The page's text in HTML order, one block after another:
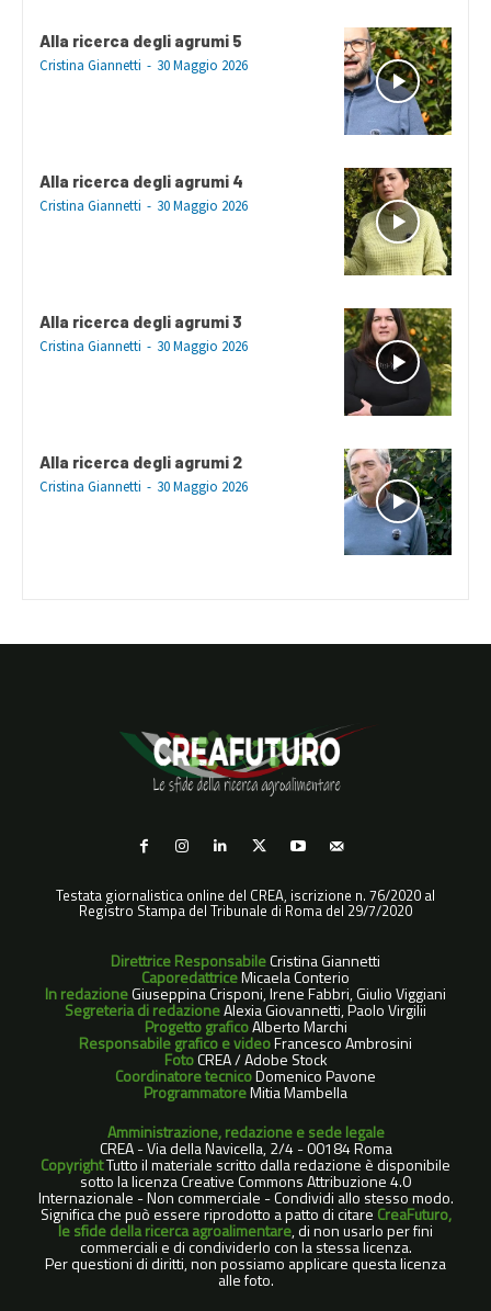
Alla ricerca degli agrumi 5
Cristina Giannetti - 30 Maggio 2026
Alla ricerca degli agrumi 4
Cristina Giannetti - 30 Maggio 2026
Alla ricerca degli agrumi 3
Cristina Giannetti - 30 Maggio 2026
Alla ricerca degli agrumi 2
Cristina Giannetti - 30 Maggio 2026
Testata giornalistica online del CREA, iscrizione n. 76/2020 al
Registro Stampa del Tribunale di Roma del 29/7/2020
Direttrice ResponsabileCristina Giannetti
CaporedattriceMicaela Conterio
In redazioneGiuseppina Crisponi, Irene Fabbri, Giulio Viggiani
Segreteria di redazioneAlexia Giovannetti, Paolo Virgilii
Progetto graficoAlberto Marchi
Responsabile grafico e videoFrancesco Ambrosini
FotoCREA / Adobe Stock
Coordinatore tecnicoDomenico Pavone
ProgrammatoreMitia Mambella
Amministrazione, redazione e sede legale
CREA - Via della Navicella, 2/4 - 00184 Roma
CopyrightTutto il materiale scritto dalla redazione è disponibile
sotto la licenza Creative Commons Attribuzione 4.0
Internazionale - Non commerciale - Condividi allo stesso modo.
Significa che può essere riprodotto a patto di citare CreaFuturo,
le sfide della ricerca agroalimentare, di non usarlo per fini
commerciali e di condividerlo con la stessa licenza.
Per questioni di diritti, non possiamo applicare questa licenza
alle foto.